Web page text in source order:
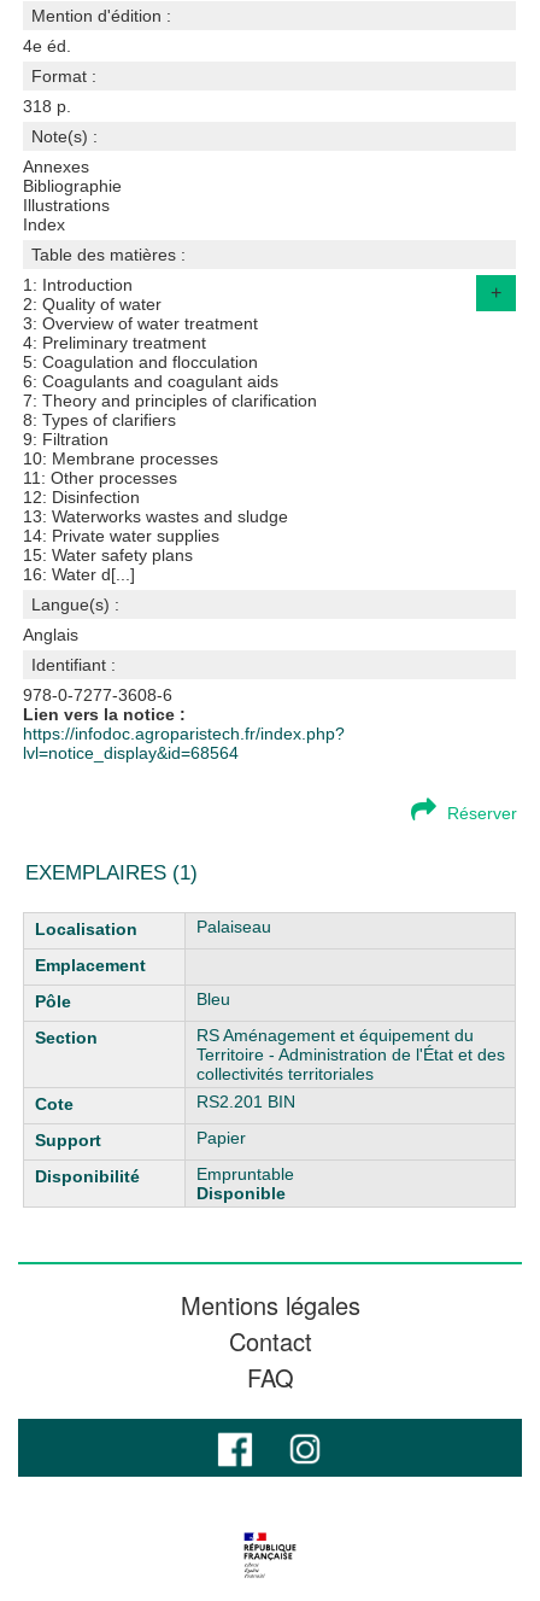
Mention d'édition :
4e éd.
Format :
318 p.
Note(s) :
Annexes
Bibliographie
Illustrations
Index
Table des matières :
1: Introduction
2: Quality of water
3: Overview of water treatment
4: Preliminary treatment
5: Coagulation and flocculation
6: Coagulants and coagulant aids
7: Theory and principles of clarification
8: Types of clarifiers
9: Filtration
10: Membrane processes
11: Other processes
12: Disinfection
13: Waterworks wastes and sludge
14: Private water supplies
15: Water safety plans
16: Water d[...]
+
Langue(s) :
Anglais
Identifiant :
978-0-7277-3608-6
Lien vers la notice :
https://infodoc.agroparistech.fr/index.php?
lvl=notice_display&id=68564
Réserver
EXEMPLAIRES (1)
Liste des exemplaires Palaiseau
Bleu
RS Aménagement et équipement du
Territoire - Administration de l'État et des
collectivités territoriales
RS2.201 BIN
Papier
Empruntable
Disponible
Mentions légales
Contact
FAQ